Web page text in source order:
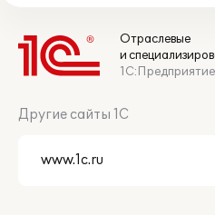
Отраслевые
и
1С:Предприятие
Другие сайты 1С